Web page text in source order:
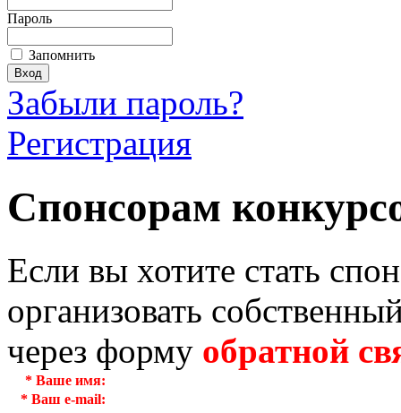
Пароль
Запомнить
Забыли пароль?
Регистрация
Спонсорам
Если вы хотите стать
организовать
через форму обратной
* Ваше имя:
* Ваш e-mail: